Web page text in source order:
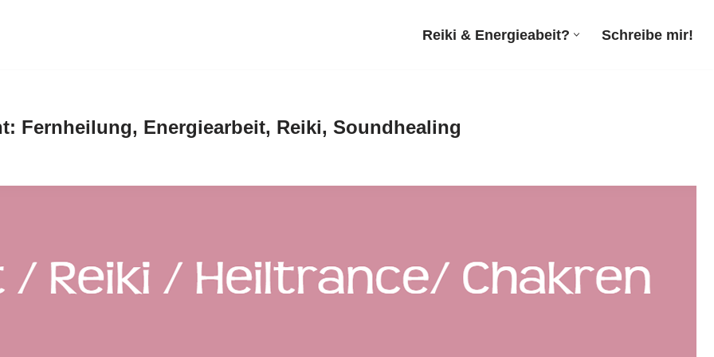
Reiki & Energieabeit? Schreibe mir!
Fernheilung, Energiearbeit, Reiki, Soundhealing